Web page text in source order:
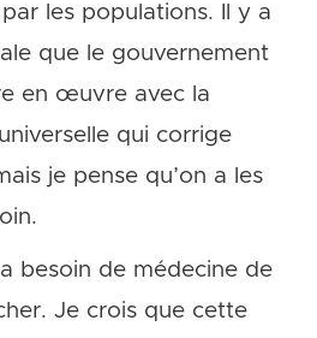
les populations. Il y a
que le gouvernement
en œuvre avec la
qui corrige
je pense qu’on a les
besoin de médecine de
Je crois que cette